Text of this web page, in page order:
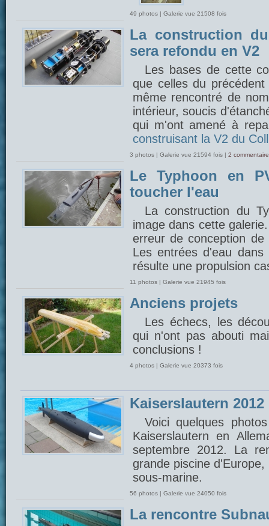
49 photos | Galerie vue 21508 fois
La construction
sera refondu en V2
Les bases de cette
que celles du
même rencontré de
intérieur, soucis
qui m'ont amené à
construisant la V2 du
3 photos | Galerie vue 21594 fois | 2
Le Typhoon en
toucher l'eau
La construction du
image dans cette
erreur de conception
Les entrées d'eau
résulte une propulsion
11 photos | Galerie vue 21945 fois
Anciens projets
Les échecs, les
qui n'ont pas abouti
conclusions !
4 photos | Galerie vue 20373 fois
Kaiserslautern 2012
Voici quelques
Kaiserslautern en
septembre 2012. La
grande piscine
sous-marine.
56 photos | Galerie vue 24050 fois
La rencontre